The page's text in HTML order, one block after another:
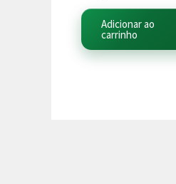
Adicionar ao
carrinho